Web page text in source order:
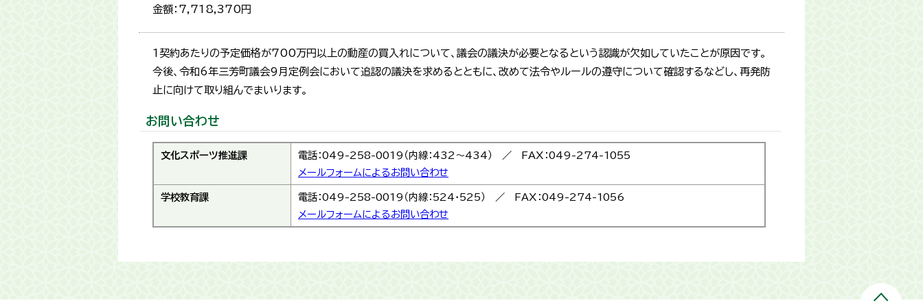
金額：7,718,370円
1契約あたりの予定価格が700万円以上の動産の買入れについて、議会の議決が必要となるという認識が欠如していたことが原因です。
今後、令和6年三芳町議会9月定例会において追認の議決を求めるとともに、改めて法令やルールの遵守について確認するなどし、再発防
止に向けて取り組んでまいります。
お問い合わせ
文化スポーツ推進課
電話：049-258-0019（内線：432〜434） ／ FAX：049-274-1055
メールフォームによるお問い合わせ
学校教育課
電話：049-258-0019（内線：524・525） ／ FAX：049-274-1056
メールフォームによるお問い合わせ